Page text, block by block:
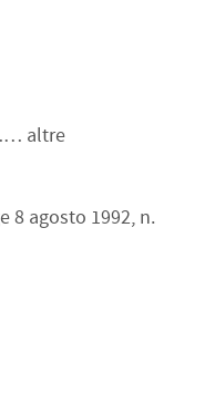
altre
8 agosto 1992, n.